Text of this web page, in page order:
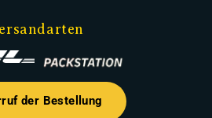
der Bestellung